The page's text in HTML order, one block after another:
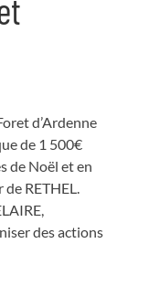
d’Ardenne
de 1 500€
de Noël et en
RETHEL.
des actions